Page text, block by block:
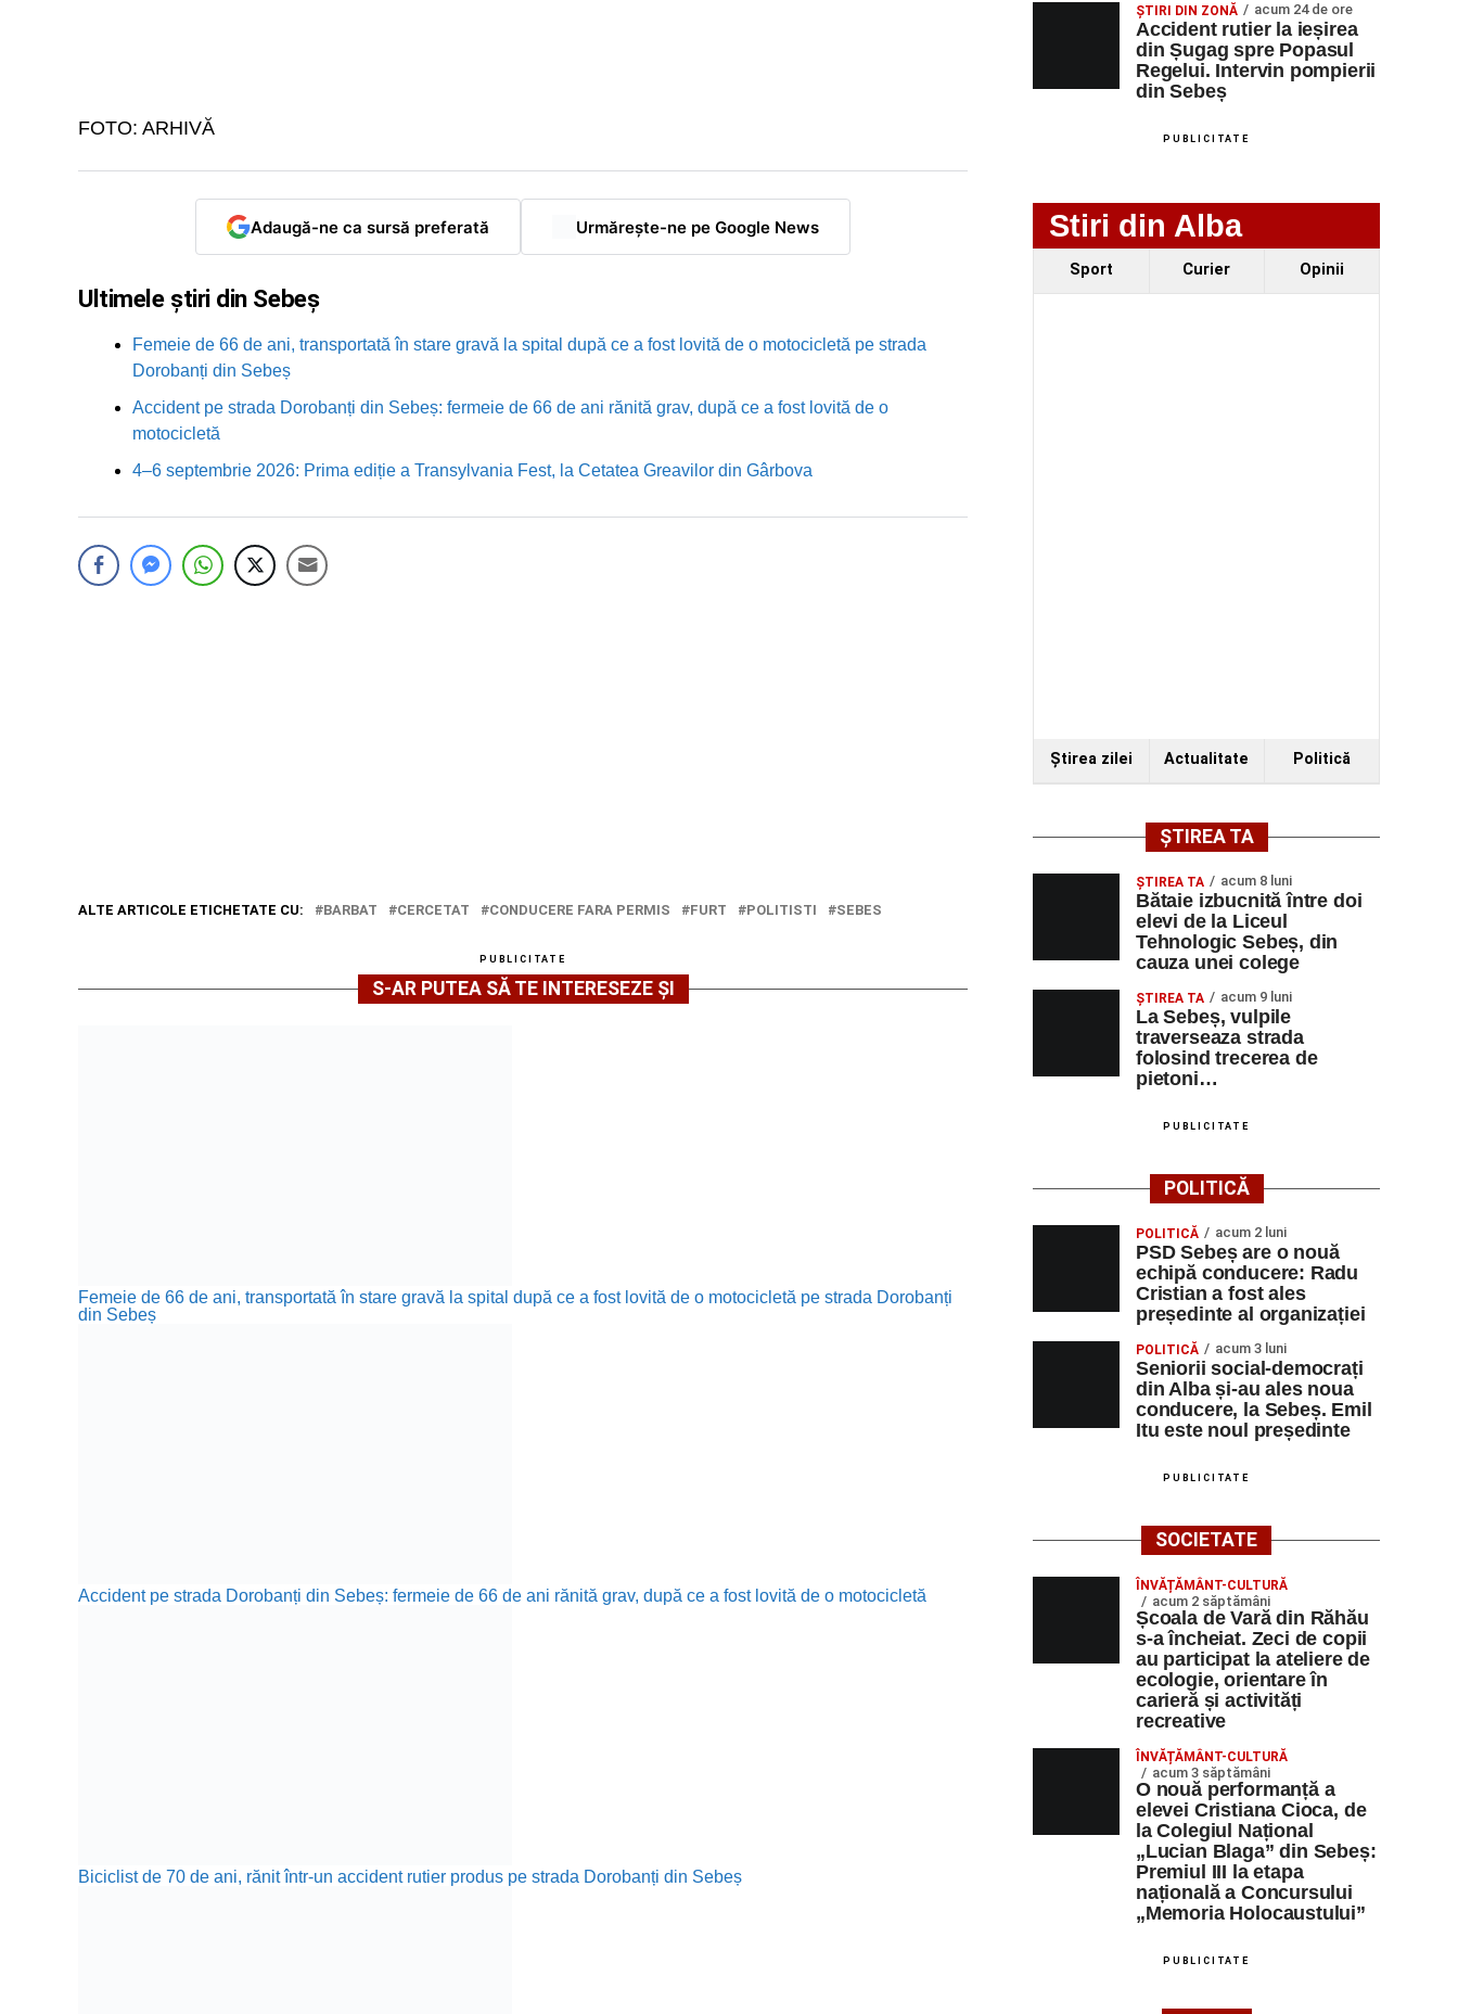
FOTO: ARHIVĂ
Adaugă-ne ca sursă preferată Urmărește-ne pe Google News
Ultimele știri din Sebeș
Femeie de 66 de ani, transportată în stare gravă la spital după ce a fost lovită de o motocicletă pe strada
Dorobanți din Sebeș
Accident pe strada Dorobanți din Sebeș: fermeie de 66 de ani rănită grav, după ce a fost lovită de o
motocicletă
4–6 septembrie 2026: Prima ediție a Transylvania Fest, la Cetatea Greavilor din Gârbova
ALTE ARTICOLE ETICHETATE CU: BARBAT CERCETAT CONDUCERE FARA PERMIS FURT POLITISTI SEBES
PUBLICITATE
S-AR PUTEA SĂ TE INTERESEZE ȘI
Femeie de 66 de ani, transportată în stare gravă la spital după ce a fost lovită de o motocicletă pe strada Dorobanți
din Sebeș
Accident pe strada Dorobanți din Sebeș: fermeie de 66 de ani rănită grav, după ce a fost lovită de o motocicletă
Biciclist de 70 de ani, rănit într-un accident rutier produs pe strada Dorobanți din Sebeș
ȘTIRI DIN ZONĂ acum 24 de ore
Accident rutier la ieșirea
din Șugag spre Popasul
Regelui. Intervin pompierii
din Sebeș
PUBLICITATE
Stiri din Alba
Sport Curier Opinii
Ştirea zilei Actualitate Politică
ȘTIREA TA
ŞTIREA TA acum 8 luni
Bătaie izbucnită între doi
elevi de la Liceul
Tehnologic Sebeș, din
cauza unei colege
ŞTIREA TA acum 9 luni
La Sebeș, vulpile
traverseaza strada
folosind trecerea de
pietoni…
PUBLICITATE
POLITICĂ
POLITICĂ acum 2 luni
PSD Sebeș are o nouă
echipă conducere: Radu
Cristian a fost ales
președinte al organizației
POLITICĂ acum 3 luni
Seniorii social-democrați
din Alba și-au ales noua
conducere, la Sebeș. Emil
Itu este noul președinte
PUBLICITATE
SOCIETATE
ÎNVĂȚĂMÂNT-CULTURĂ
acum 2 săptămâni
Școala de Vară din Răhău
s-a încheiat. Zeci de copii
au participat la ateliere de
ecologie, orientare în
carieră și activități
recreative
ÎNVĂȚĂMÂNT-CULTURĂ
acum 3 săptămâni
O nouă performanță a
elevei Cristiana Cioca, de
la Colegiul Național
„Lucian Blaga” din Sebeș:
Premiul III la etapa
națională a Concursului
„Memoria Holocaustului”
PUBLICITATE